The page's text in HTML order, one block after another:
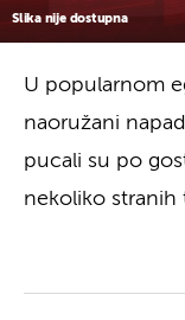
Slika nije dostupna
U popularnom
naoružani
pucali su po
nekoliko stranih